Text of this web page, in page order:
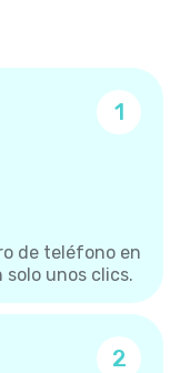
1
de teléfono en
solo unos clics.
2